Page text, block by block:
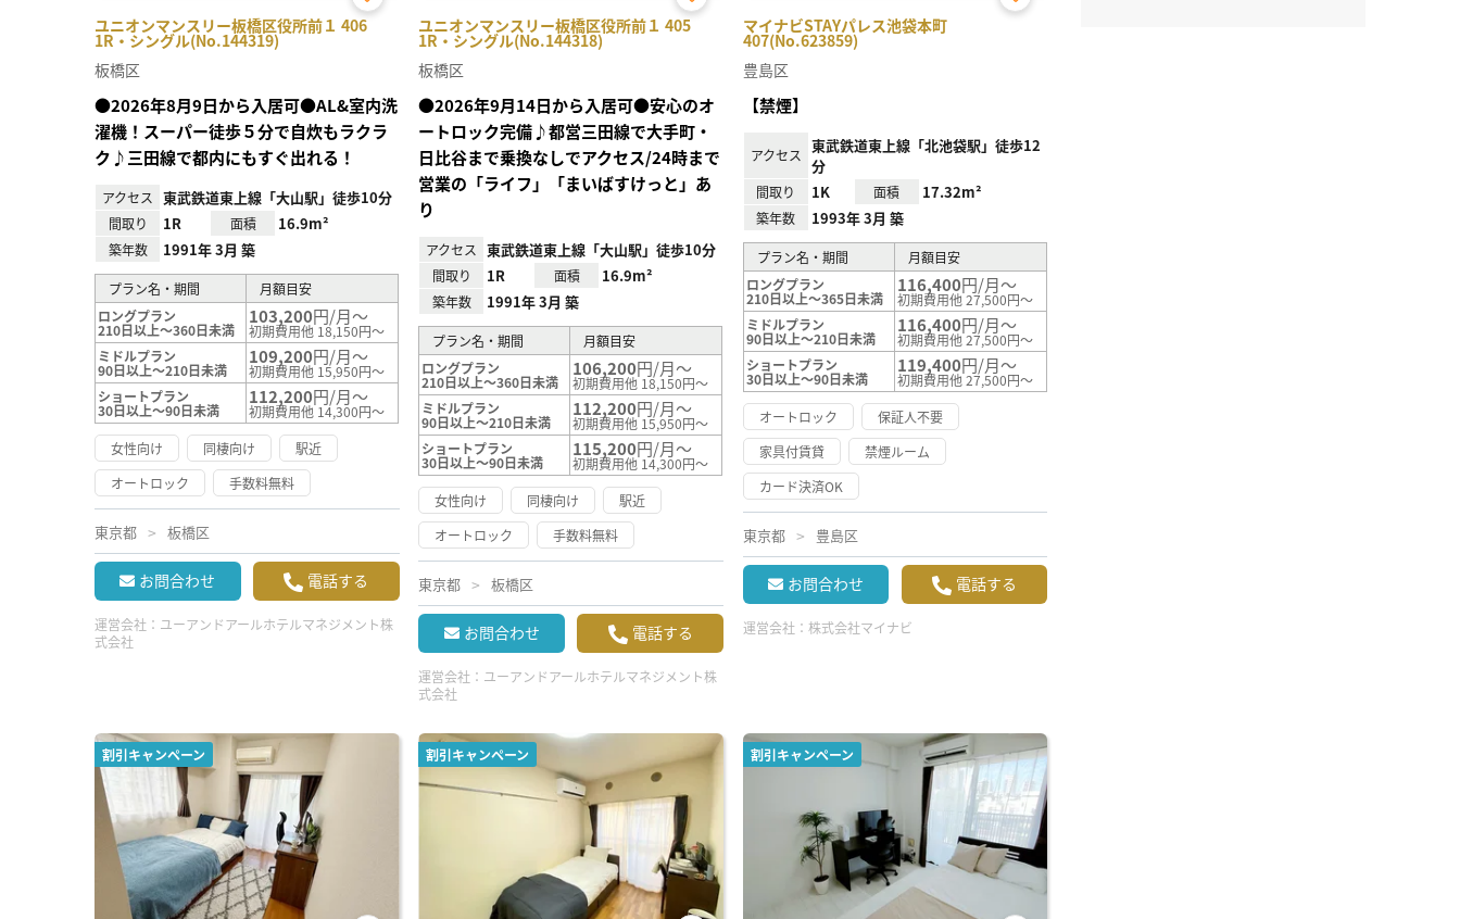
ユニオンマンスリー板橋区役所前１ 406
1R・シングル(No.144319)
お気
に入
板橋区
●2026年8月9日から入居可●AL&室内洗
濯機！スーパー徒歩５分で自炊もラクラ
ク♪三田線で都内にもすぐ出れる！
アクセス 東武鉄道東上線「大山駅」徒歩10分
間取り 1R 面積 16.9m²
築年数 1991年 3月 築
プラン名・期間
月額目安
ロングプラン
210日以上～360日未満
103,200円/月～
初期費用他 18,150円～
ミドルプラン
90日以上～210日未満
109,200円/月～
初期費用他 15,950円～
ショートプラン
30日以上～90日未満
112,200円/月～
初期費用他 14,300円～
女性向け
同棲向け
駅近
オートロック
手数料無料
東京都 板橋区
お問合わせ 電話する
運営会社： ユーアンドアールホテルマネジメント株
式会社
ユニオンマンスリー板橋区役所前１ 405
1R・シングル(No.144318)
お気
に入
板橋区
●2026年9月14日から入居可●安心のオ
ートロック完備♪都営三田線で大手町・
日比谷まで乗換なしでアクセス/24時まで
営業の「ライフ」「まいばすけっと」あ
り
アクセス 東武鉄道東上線「大山駅」徒歩10分
間取り 1R 面積 16.9m²
築年数 1991年 3月 築
プラン名・期間
月額目安
ロングプラン
210日以上～360日未満
106,200円/月～
初期費用他 18,150円～
ミドルプラン
90日以上～210日未満
112,200円/月～
初期費用他 15,950円～
ショートプラン
30日以上～90日未満
115,200円/月～
初期費用他 14,300円～
女性向け
同棲向け
駅近
オートロック
手数料無料
東京都 板橋区
お問合わせ 電話する
運営会社： ユーアンドアールホテルマネジメント株
式会社
マイナビSTAYパレス池袋本町
407(No.623859)
お気
豊島区
【禁煙】
アクセス
東武鉄道東上線「北池袋駅」徒歩12
分
間取り 1K 面積 17.32m²
築年数 1993年 3月 築
プラン名・期間
月額目安
ロングプラン
210日以上～365日未満
116,400円/月～
初期費用他 27,500円～
ミドルプラン
90日以上～210日未満
116,400円/月～
初期費用他 27,500円～
ショートプラン
30日以上～90日未満
119,400円/月～
初期費用他 27,500円～
オートロック
保証人不要
家具付賃貸
禁煙ルーム
カード決済OK
東京都 豊島区
お問合わせ 電話する
運営会社： 株式会社マイナビ
割引キャンペーン 割引キャンペーン 割引キャンペーン